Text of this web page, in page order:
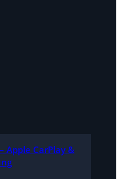
Apple CarPlay &